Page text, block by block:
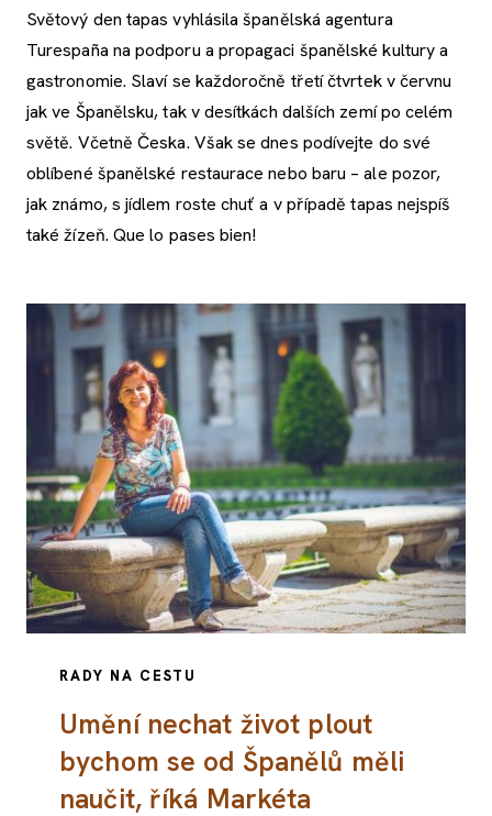
Světový den tapas vyhlásila španělská agentura
Turespaña na podporu a propagaci španělské kultury a
gastronomie. Slaví se každoročně třetí čtvrtek v červnu
jak ve Španělsku, tak v desítkách dalších zemí po celém
světě. Včetně Česka. Však se dnes podívejte do své
oblíbené španělské restaurace nebo baru – ale pozor,
jak známo, s jídlem roste chuť a v případě tapas nejspíš
také žízeň. Que lo pases bien!
RADY NA CESTU
Umění nechat život plout
bychom se od Španělů měli
naučit, říká Markéta